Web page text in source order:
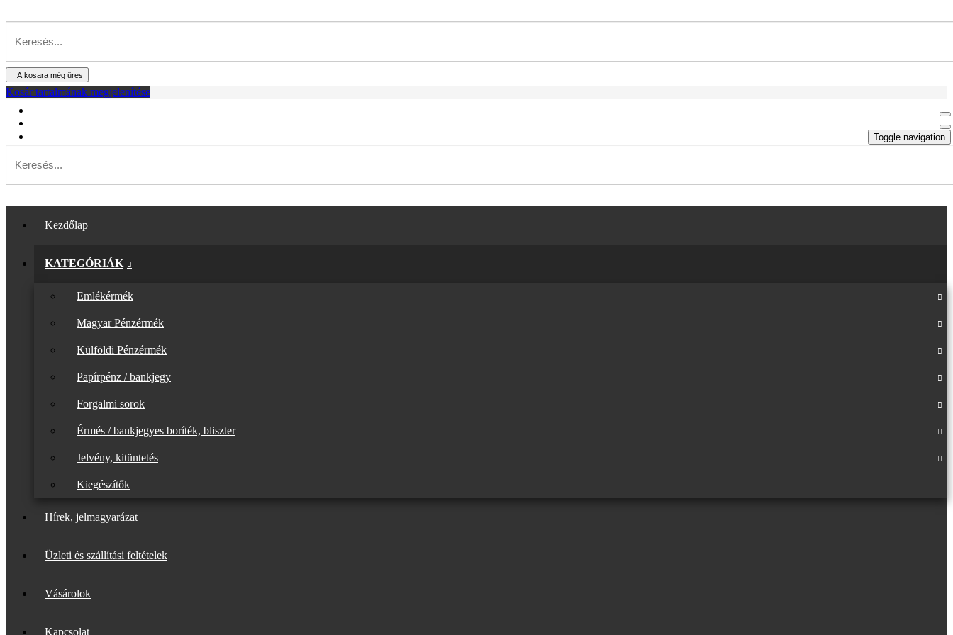
A kosara még üres
Kosár tartalmának megjelenítése
Toggle navigation
Kezdőlap
KATEGÓRIÁK
Emlékérmék
Magyar Pénzérmék
Külföldi Pénzérmék
Papírpénz / bankjegy
Forgalmi sorok
Érmés / bankjegyes boríték, bliszter
Jelvény, kitüntetés
Kiegészítők
Hírek, jelmagyarázat
Üzleti és szállítási feltételek
Vásárolok
Kapcsolat